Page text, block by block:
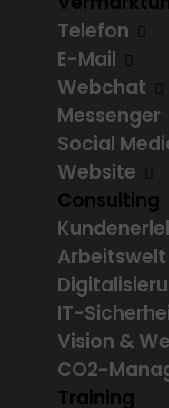
Telefon
E-Mail
Webchat
Messenger
Social
Website
Consulting
Arbeitswelt
IT-
Vision &
CO2-
Training
Das
Mit